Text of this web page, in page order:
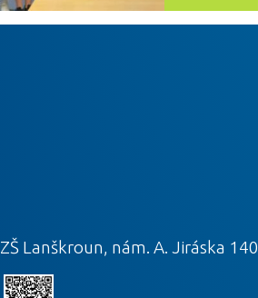
ZŠ Lanškroun, nám. A. Jiráska 140